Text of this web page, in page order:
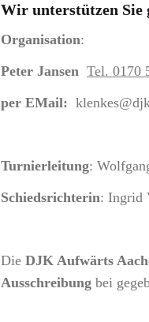
Wir unterstützen Sie
Organisation:
Peter Jansen Tel. 0170
per EMail:
Turnierleitung:
Schiedsrichterin: Ingrid
Die DJK Aufwärts
Ausschreibung bei